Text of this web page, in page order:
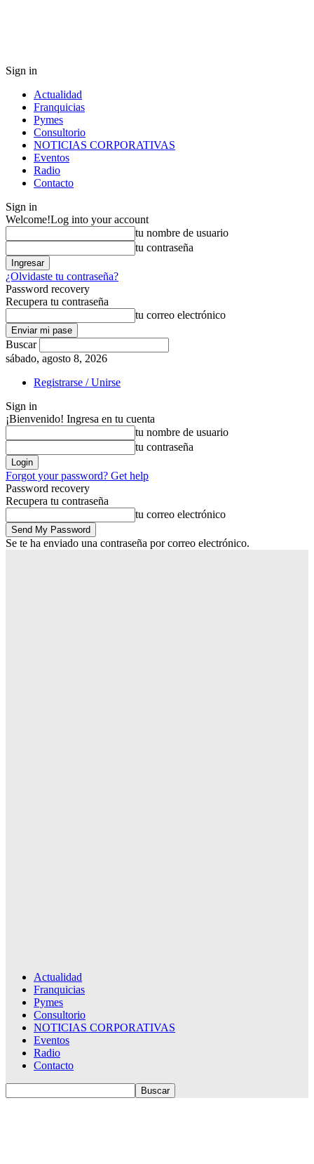
Sign in
Actualidad
Franquicias
Pymes
Consultorio
NOTICIAS CORPORATIVAS
Eventos
Radio
Contacto
Sign in
Welcome!Log into your account
tu nombre de usuario
tu contraseña
¿Olvidaste tu contraseña?
Password recovery
Recupera tu contraseña
tu correo electrónico
Buscar
sábado, agosto 8, 2026
Registrarse / Unirse
Sign in
¡Bienvenido! Ingresa en tu cuenta
tu nombre de usuario
tu contraseña
Forgot your password? Get help
Password recovery
Recupera tu contraseña
tu correo electrónico
Se te ha enviado una contraseña por correo electrónico.
Actualidad
Franquicias
Pymes
Consultorio
NOTICIAS CORPORATIVAS
Eventos
Radio
Contacto